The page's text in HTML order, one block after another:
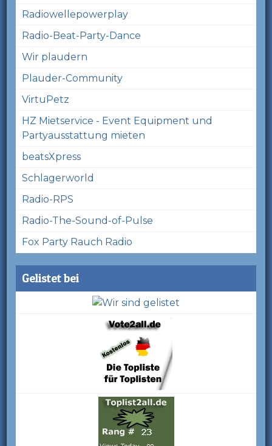
Radiowellepowerplay
Radio-Beat-Party-Dance
Wir plaudern
Plauder-Community
VirtuPetz
HZ Mietservice - Event Equipment und
Partyausstattung mieten
beatsXpress
Schlagerworld
Radio-RPS
Radio-The-Sound-of-Pulse
Fox Party Rauch Radio
Gelistet bei